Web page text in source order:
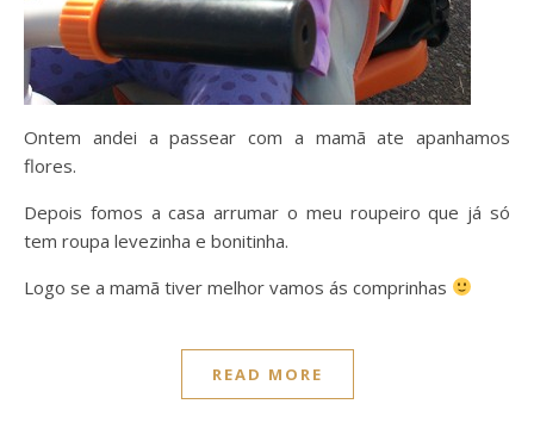
Ontem andei a passear com a mamã ate apanhamos
flores.
Depois fomos a casa arrumar o meu roupeiro que já só
tem roupa levezinha e bonitinha.
Logo se a mamã tiver melhor vamos ás comprinhas
READ MORE